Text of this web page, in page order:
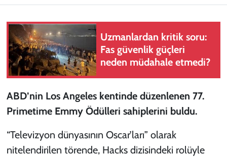
Uzmanlardan kritik soru:
Fas güvenlik güçleri
neden müdahale etmedi?
ABD’nin Los Angeles kentinde düzenlenen 77.
Primetime Emmy Ödülleri sahiplerini buldu.
“Televizyon dünyasının Oscar’ları” olarak
nitelendirilen törende, Hacks dizisindeki rolüyle